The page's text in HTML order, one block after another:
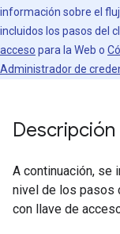
información sobre el
incluidos los pasos del
acceso para la Web o
Administrador de
Descripción
A continuación, se
nivel de los pasos
con llave de